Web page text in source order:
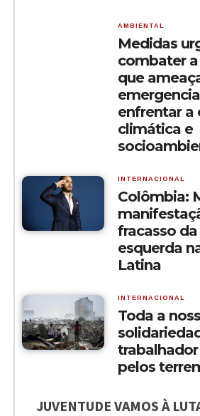
AMBIENTAL
Medidas
combater
que
enfrentar a
climática e
INTERNACIONAL
Colômbia:
fracasso
esquerda
Latina
INTERNACIONAL
Toda a
pelos
JUVENTUDE VAMOS À